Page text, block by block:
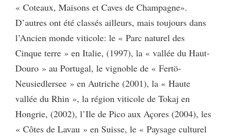
« Coteaux, Maisons et Caves de Champagne».
D’autres ont été classés ailleurs, mais toujours dans
l’Ancien monde viticole: le « Parc naturel des
Cinque terre » en Italie, (1997), la « vallée du Haut-
Douro » au Portugal, le vignoble de « Fertö-
Neusiedlersee » en Autriche (2001), la « Haute
vallée du Rhin », la région viticole de Tokaj en
Hongrie, (2002), l’Ile de Pico aux Açores (2004), les
« Côtes de Lavau » en Suisse, le « Paysage culturel